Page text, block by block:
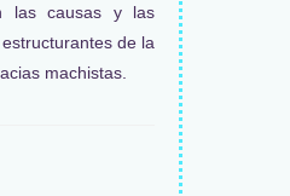
las causas y las
de la
machistas.